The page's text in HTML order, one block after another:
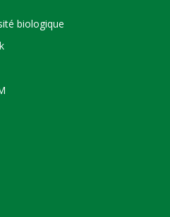
biologique